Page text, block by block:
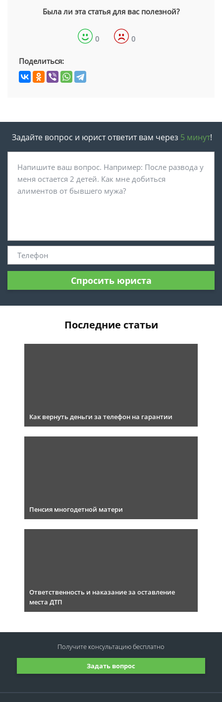
Была ли эта статья для вас полезной?
0 0
Поделиться:
Задайте вопрос и юрист ответит вам через 5 минут!
Спросить юриста
Последние статьи
Как вернуть деньги за телефон на гарантии
Пенсия многодетной матери
Ответственность и наказание за оставление
места ДТП
Задать вопрос
Получите консультациюбесплатно